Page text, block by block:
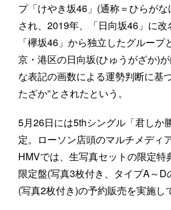
プ「けやき坂46」(通称＝ひらが
され、2019年、「日向坂46」に
「欅坂46」から独立したグループ
京・港区の日向坂(ひゅうがざか)
な表記の画数による運勢判断に基
たざか”とされたという。
5月26日には5thシングル「君しか
定。ローソン店頭のマルチメディ
HMVでは、生写真セットの限定特
限定盤(写真3枚付き、タイプA～D
(写真2枚付き)の予約販売を実施し